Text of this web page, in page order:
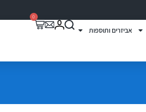
אביזרים ותוספות
0